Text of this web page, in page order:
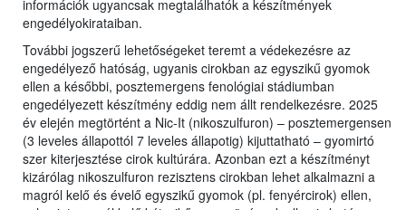
információk ugyancsak megtalálhatók a készítmények
engedélyokirataiban.
További jogszerű lehetőségeket teremt a védekezésre az
engedélyező hatóság, ugyanis cirokban az egyszikű gyomok
ellen a későbbi, posztemergens fenológiai stádiumban
engedélyezett készítmény eddig nem állt rendelkezésre. 2025
év elején megtörtént a Nic-It (nikoszulfuron) – posztemergensen
(3 leveles állapottól 7 leveles állapotig) kijuttatható – gyomirtó
szer kiterjesztése cirok kultúrára. Azonban ezt a készítményt
kizárólag nikoszulfuron rezisztens cirokban lehet alkalmazni a
magról kelő és évelő egyszikű gyomok (pl. fenyércirok) ellen,